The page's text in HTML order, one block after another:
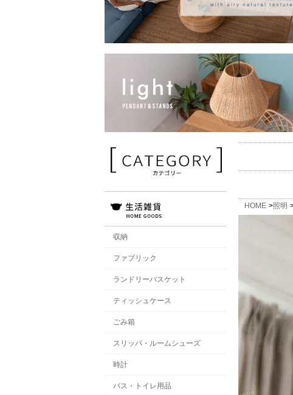
収納
ファブリック
ランドリーバスケット
ティッシュケース
ごみ箱
スリッパ・ルームシューズ
時計
バス・トイレ用品
HOME 照明